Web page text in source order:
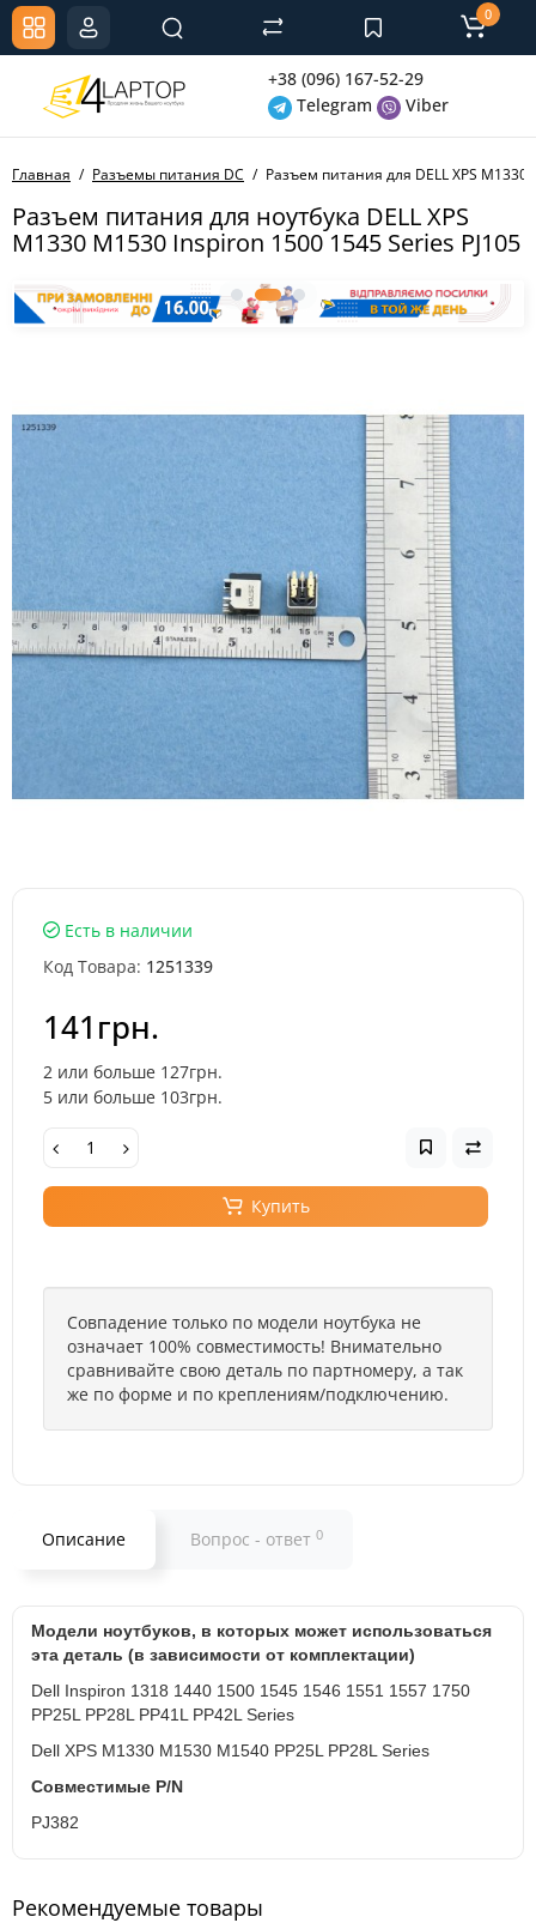
+38 (096) 167-52-29
Telegram
Viber
0
Главная Разъемы питания DC Разъем питания для DELL XPS
Разъем питания для ноутбука DELL XPS
M1330 M1530 Inspiron 1500 1545 Series PJ105
Есть в наличии
Код Товара: 1251339
141грн.
2 или больше 127грн.
5 или больше 103грн.
Купить
Совпадение только по модели ноутбука не
означает 100% совместимость! Внимательно
сравнивайте свою деталь по партномеру, а так
же по форме и по креплениям/подключению.
Описание Вопрос - ответ 0
Модели ноутбуков, в которых может использоваться
эта деталь (в зависимости от комплектации)
Dell Inspiron 1318 1440 1500 1545 1546 1551 1557 1750
PP25L PP28L PP41L PP42L Series
Dell XPS M1330 M1530 M1540 PP25L PP28L Series
Совместимые P/N
PJ382
Рекомендуемые товары